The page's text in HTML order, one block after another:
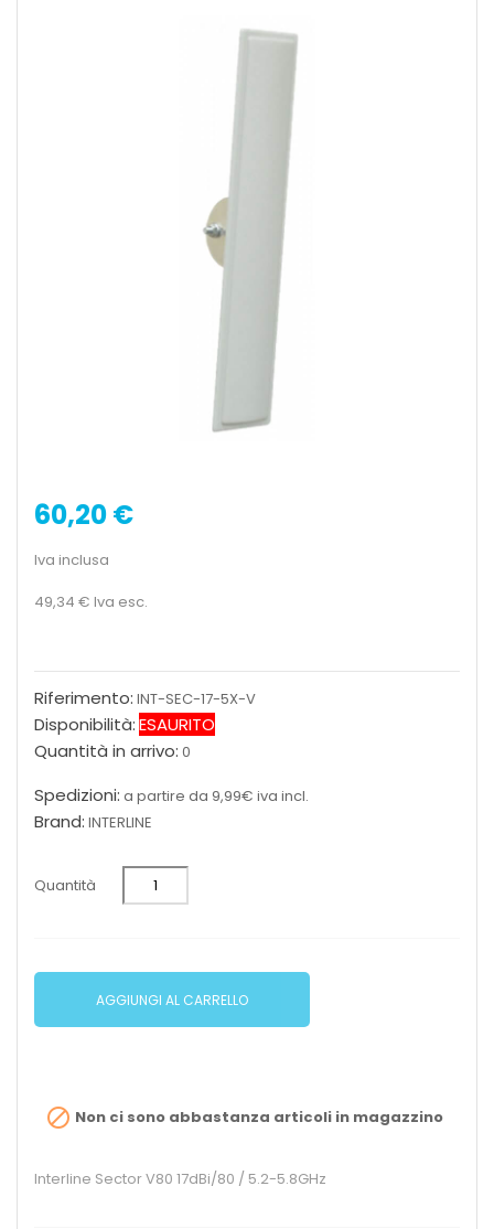
60,20 €
Iva inclusa
49,34 € Iva esc.
Riferimento: INT-SEC-17-5X-V
Disponibilità:ESAURITO
Quantità in arrivo: 0
Spedizioni: a partire da 9,99€ iva incl.
Brand: INTERLINE
Quantità
AGGIUNGI AL CARRELLO
 Non ci sono abbastanza articoli in magazzino
Interline Sector V80 17dBi/80 / 5.2-5.8GHz